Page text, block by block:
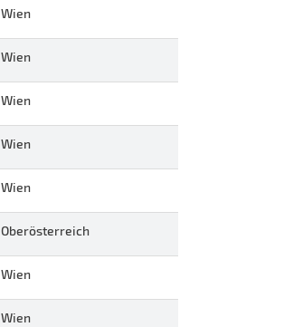
Wien
Wien
Wien
Wien
Wien
Oberösterreich
Wien
Wien